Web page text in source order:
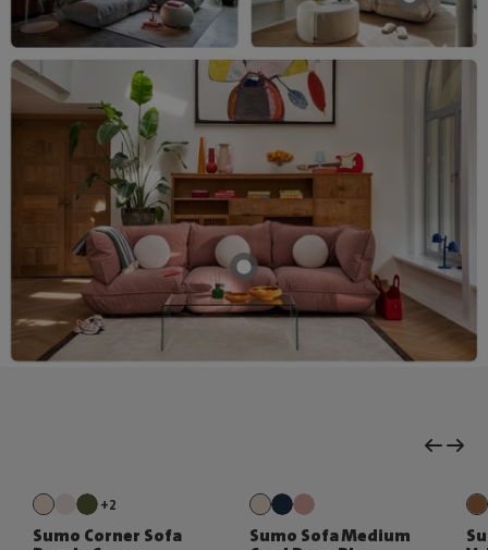
+2
Sumo Corner Sofa
Sumo Sofa Medium